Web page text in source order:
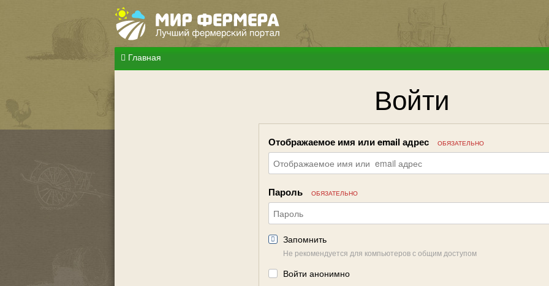
Главная
Войти
Отображаемое имя или email адрес ОБЯЗАТЕЛЬНО
Пароль ОБЯЗАТЕЛЬНО
Запомнить
Не рекомендуется для компьютеров с общим доступом
Войти анонимно